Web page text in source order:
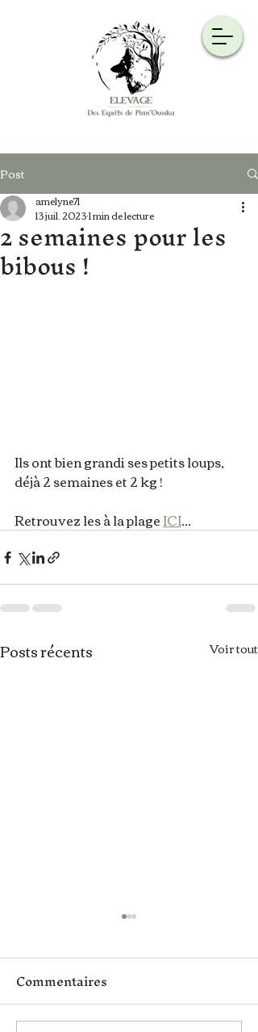
Post
2 semaines pour les
bibous !
amelyne71
13 juil. 20231 min de lecture
Ils ont bien grandi ses petits loups,
déjà 2 semaines et 2 kg !
Retrouvez les à la plage ICI...
Posts récents Voir tout
Commentaires